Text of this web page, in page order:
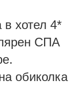
в хотел 4*
СПА
обиколка